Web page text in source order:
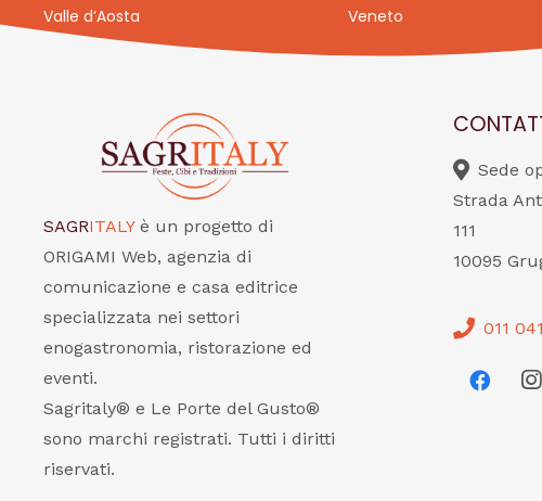
Valle d’Aosta
Veneto
SAGRITALY è un progetto di
ORIGAMI Web, agenzia di
comunicazione e casa editrice
specializzata nei settori
enogastronomia, ristorazione ed
eventi.
Sagritaly® e Le Porte del Gusto®
sono marchi registrati. Tutti i diritti
riservati.
Sede
Strada
111
10095
011